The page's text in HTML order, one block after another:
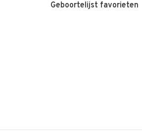
Geboortelijst favorieten